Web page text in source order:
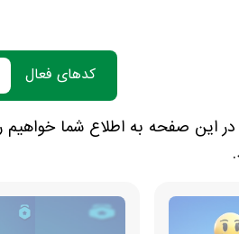
کدهای فعال
این صفحه به اطلاع شما خواهیم